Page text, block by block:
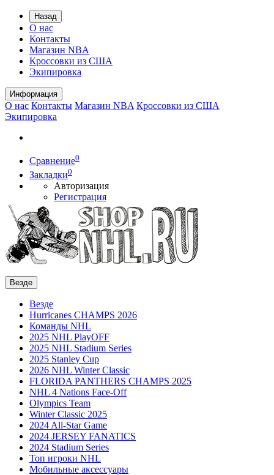
Назад
О нас
Контакты
Магазин NBA
Кроссовки из США
Экипировка
Информация
О нас Контакты Магазин NBA Кроссовки из США
Экипировка
Сравнение0
Закладки0
Авторизация
Регистрация
Везде
Везде
Hurricanes CHAMPS 2026
Команды NHL
2025 NHL PlayOFF
2025 NHL Stadium Series
2025 Stanley Cup
2026 NHL Winter Classic
FLORIDA PANTHERS CHAMPS 2025
NHL 4 Nations Face-Off
Olympics Team
Winter Classic 2025
2024 All-Star Game
2024 JERSEY FANATICS
2024 Stadium Series
Топ игроки NHL
Мобильные аксессуары